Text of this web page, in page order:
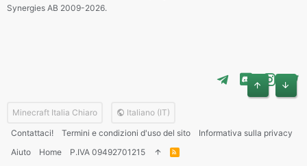
Synergies AB 2009-2026.
Minecraft Italia Chiaro
Italiano (IT)
Contattaci!
Termini e condizioni d'uso del sito
Informativa sulla privacy
Aiuto
Home P.IVA 09492701215
R
Alto Basso